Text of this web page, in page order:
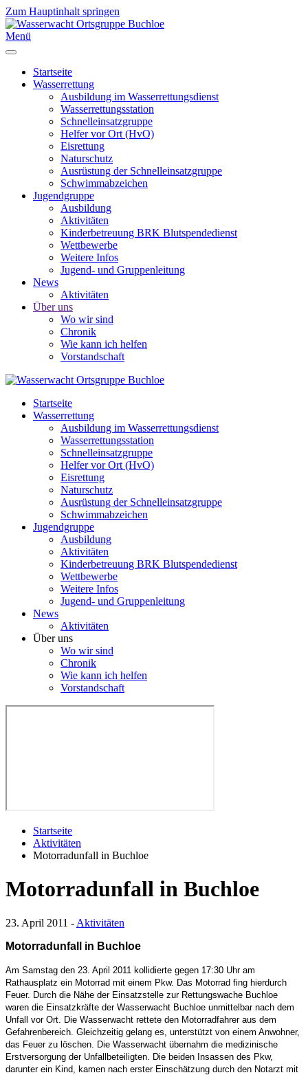
Zum Hauptinhalt springen
Menü
Startseite
Wasserrettung
Ausbildung im Wasserrettungsdienst
Wasserrettungsstation
Schnelleinsatzgruppe
Helfer vor Ort (HvO)
Eisrettung
Naturschutz
Ausrüstung der Schnelleinsatzgruppe
Schwimmabzeichen
Jugendgruppe
Ausbildung
Aktivitäten
Kinderbetreuung BRK Blutspendedienst
Wettbewerbe
Weitere Infos
Jugend- und Gruppenleitung
News
Aktivitäten
Über uns
Wo wir sind
Chronik
Wie kann ich helfen
Vorstandschaft
Startseite
Wasserrettung
Ausbildung im Wasserrettungsdienst
Wasserrettungsstation
Schnelleinsatzgruppe
Helfer vor Ort (HvO)
Eisrettung
Naturschutz
Ausrüstung der Schnelleinsatzgruppe
Schwimmabzeichen
Jugendgruppe
Ausbildung
Aktivitäten
Kinderbetreuung BRK Blutspendedienst
Wettbewerbe
Weitere Infos
Jugend- und Gruppenleitung
News
Aktivitäten
Über uns
Wo wir sind
Chronik
Wie kann ich helfen
Vorstandschaft
Startseite
Aktivitäten
Motorradunfall in Buchloe
Motorradunfall in Buchloe
23. April 2011 - Aktivitäten
Motorradunfall in Buchloe
Am Samstag den 23. April 2011 kollidierte gegen 17:30 Uhr am
Rathausplatz ein Motorrad mit einem Pkw. Das Motorrad fing hierdurch
Feuer. Durch die Nähe der Einsatzstelle zur Rettungswache Buchloe
waren die Einsatzkräfte der Wasserwacht Buchloe unmittelbar nach dem
Unfall vor Ort. Die Wasserwacht rettete den Motorradfahrer aus dem
Gefahrenbereich. Gleichzeitig gelang es, unterstützt von einem Anwohner,
das Feuer zu löschen. Die Wasserwacht übernahm die medizinische
Erstversorgung der Unfallbeteiligten. Die beiden Insassen des Pkw,
darunter ein Kind, kamen nach erster Einschätzung durch den Notarzt mit